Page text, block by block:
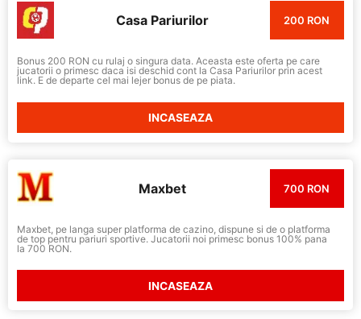
Casa Pariurilor 200 RON
Bonus 200 RON cu rulaj o singura data. Aceasta este oferta pe care
jucatorii o primesc daca isi deschid cont la Casa Pariurilor prin acest
link. E de departe cel mai lejer bonus de pe piata.
INCASEAZA
Maxbet 700 RON
Maxbet, pe langa super platforma de cazino, dispune si de o platforma
de top pentru pariuri sportive. Jucatorii noi primesc bonus 100% pana
la 700 RON.
INCASEAZA